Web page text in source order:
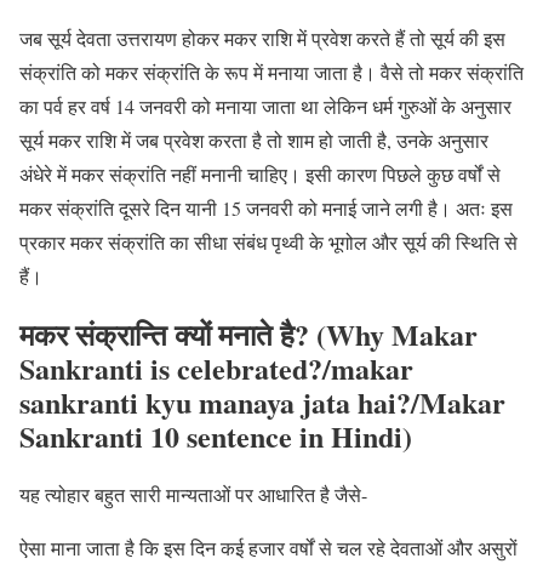
जब सूर्य देवता उत्तरायण होकर मकर राशि में प्रवेश करते हैं तो सूर्य की इस
संक्रांति को मकर संक्रांति के रूप में मनाया जाता है। वैसे तो मकर संक्रांति
का पर्व हर वर्ष 14 जनवरी को मनाया जाता था लेकिन धर्म गुरुओं के अनुसार
सूर्य मकर राशि में जब प्रवेश करता है तो शाम हो जाती है, उनके अनुसार
अंधेरे में मकर संक्रांति नहीं मनानी चाहिए। इसी कारण पिछले कुछ वर्षों से
मकर संक्रांति दूसरे दिन यानी 15 जनवरी को मनाई जाने लगी है। अतः इस
प्रकार मकर संक्रांति का सीधा संबंध पृथ्वी के भूगोल और सूर्य की स्थिति से
हैं।
मकर संक्रान्ति क्यों मनाते है? (Why Makar
Sankranti is celebrated?/makar
sankranti kyu manaya jata hai?/Makar
Sankranti 10 sentence in Hindi)
यह त्योहार बहुत सारी मान्यताओं पर आधारित है जैसे-
ऐसा माना जाता है कि इस दिन कई हजार वर्षों से चल रहे देवताओं और असुरों